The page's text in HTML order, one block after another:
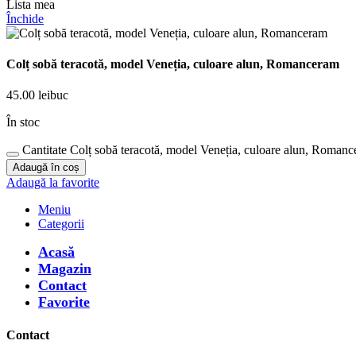
Lista mea
Închide
Colț sobă teracotă, model Veneția, culoare alun, Romanceram
45.00 leibuc
În stoc
Cantitate Colț sobă teracotă, model Veneția, culoare alun,
Adaugă în coș
Adaugă la favorite
Meniu
Categorii
Acasă
Magazin
Contact
Favorite
Contact